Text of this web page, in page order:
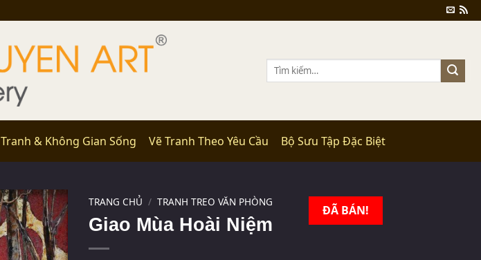
Tìm
Tranh & Không Gian Sống Vẽ Tranh Theo Yêu Cầu Bộ Sưu Tập Đặc Biệt
TRANG CHỦ / TRANH TREO VĂN PHÒNG
Giao Mùa Hoài Niệm
ĐÃ BÁN!